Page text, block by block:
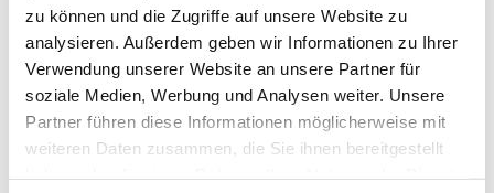
zu können und die Zugriffe auf unsere Website zu
analysieren. Außerdem geben wir Informationen zu Ihrer
Verwendung unserer Website an unsere Partner für
soziale Medien, Werbung und Analysen weiter. Unsere
Partner führen diese Informationen möglicherweise mit
weiteren Daten zusammen, die Sie ihnen bereitgestellt
Frau Marion Dawidowski, Tel.: 0151 / 72 14 02 61
Mail:marion.dawidowski@kirche-steinhagen.de